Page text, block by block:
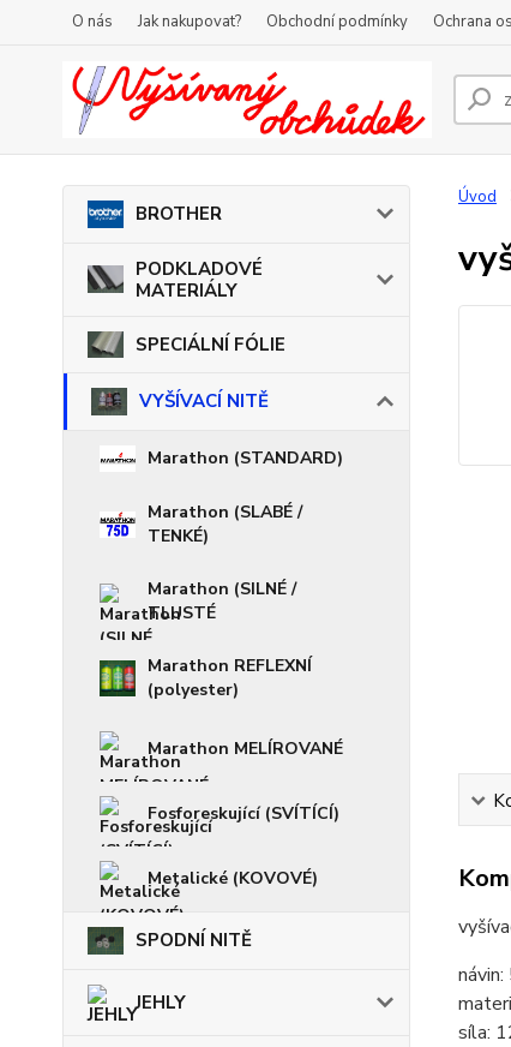
O nás Jak nakupovat? Obchodní podmínky Ochrana
BROTHER
PODKLADOVÉ
MATERIÁLY
SPECIÁLNÍ FÓLIE
VYŠÍVACÍ NITĚ
Marathon (STANDARD)
Marathon (SLABÉ /
TENKÉ)
Marathon (SILNÉ /
TLUSTÉ
Marathon REFLEXNÍ
(polyester)
Marathon MELÍROVANÉ
Fosforeskující (SVÍTÍCÍ)
Metalické (KOVOVÉ)
SPODNÍ NITĚ
JEHLY
Úvod
síla: